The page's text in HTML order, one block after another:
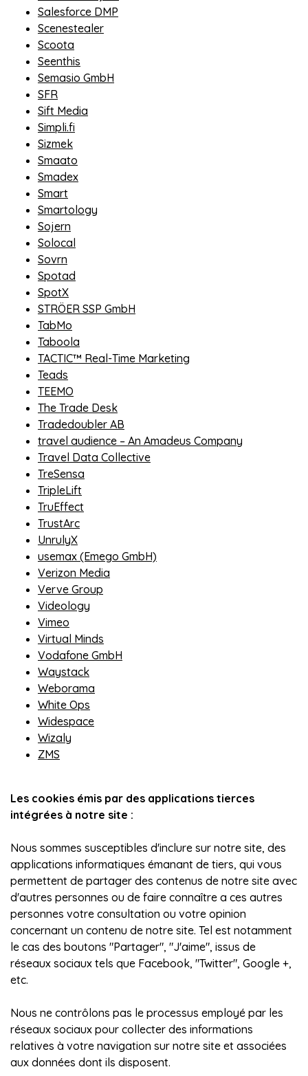
Salesforce DMP
Scenestealer
Scoota
Seenthis
Semasio GmbH
SFR
Sift Media
Simpli.fi
Sizmek
Smaato
Smadex
Smart
Smartology
Sojern
Solocal
Sovrn
Spotad
SpotX
STRÖER SSP GmbH
TabMo
Taboola
TACTIC™ Real-Time Marketing
Teads
TEEMO
The Trade Desk
Tradedoubler AB
travel audience – An Amadeus Company
Travel Data Collective
TreSensa
TripleLift
TruEffect
TrustArc
UnrulyX
usemax (Emego GmbH)
Verizon Media
Verve Group
Videology
Vimeo
Virtual Minds
Vodafone GmbH
Waystack
Weborama
White Ops
Widespace
Wizaly
ZMS
Les cookies émis par des applications tierces
intégrées à notre site :
Nous sommes susceptibles d'inclure sur notre site, des
applications informatiques émanant de tiers, qui vous
permettent de partager des contenus de notre site avec
d'autres personnes ou de faire connaître a ces autres
personnes votre consultation ou votre opinion
concernant un contenu de notre site. Tel est notamment
le cas des boutons "Partager", "J'aime", issus de
réseaux sociaux tels que Facebook, "Twitter", Google +,
etc.
Nous ne contrôlons pas le processus employé par les
réseaux sociaux pour collecter des informations
relatives à votre navigation sur notre site et associées
aux données dont ils disposent.